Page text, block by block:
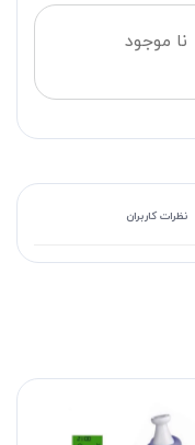
نا موجود
نظرات کاربران